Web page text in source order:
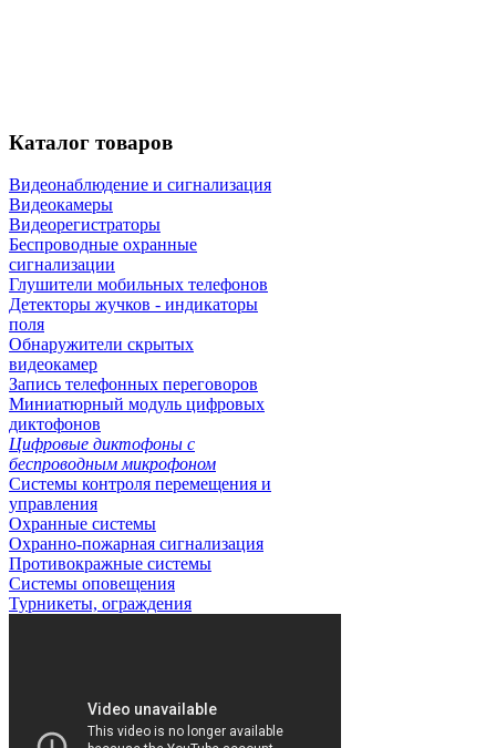
Каталог товаров
Видеонаблюдение и сигнализация
Видеокамеры
Видеорегистраторы
Беспроводные охранные
сигнализации
Глушители мобильных телефонов
Детекторы жучков - индикаторы
поля
Обнаружители скрытых
видеокамер
Запись телефонных переговоров
Миниатюрный модуль цифровых
диктофонов
Цифровые диктофоны с
беспроводным микрофоном
Системы контроля перемещения и
управления
Охранные системы
Охранно-пожарная сигнализация
Противокражные системы
Системы оповещения
Турникеты, ограждения